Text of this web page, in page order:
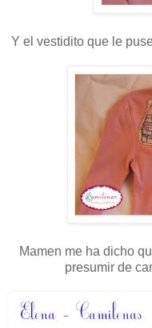
Y el vestidito que le
Mamen me ha dicho
presumir de